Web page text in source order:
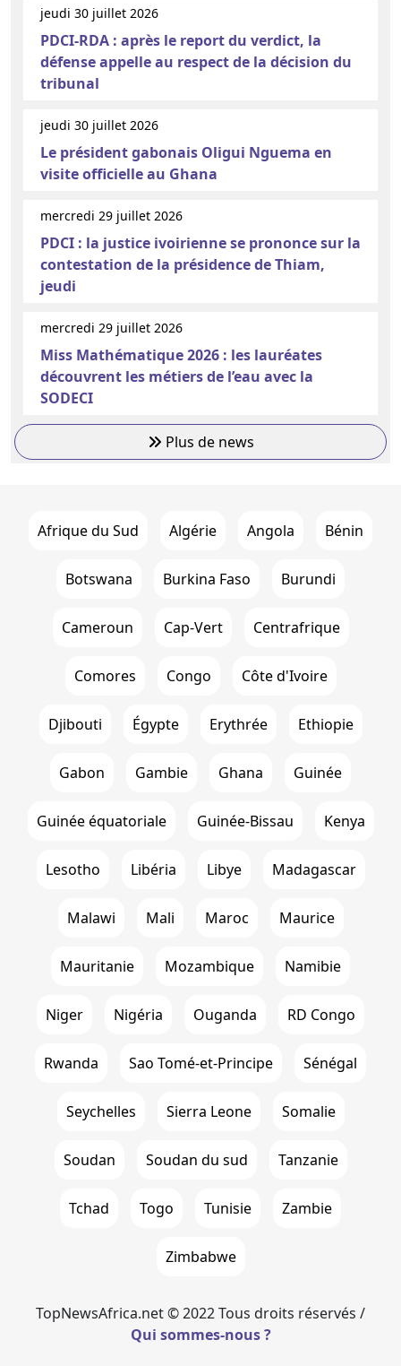
jeudi 30 juillet 2026
PDCI-RDA : après le report du verdict, la
défense appelle au respect de la décision du
tribunal
jeudi 30 juillet 2026
Le président gabonais Oligui Nguema en
visite officielle au Ghana
mercredi 29 juillet 2026
PDCI : la justice ivoirienne se prononce sur la
contestation de la présidence de Thiam,
jeudi
mercredi 29 juillet 2026
Miss Mathématique 2026 : les lauréates
découvrent les métiers de l’eau avec la
SODECI
Plus de news
Afrique du Sud Algérie Angola Bénin
Botswana Burkina Faso Burundi
Cameroun Cap-Vert Centrafrique
Comores Congo Côte d'Ivoire
Djibouti Égypte Erythrée Ethiopie
Gabon Gambie Ghana Guinée
Guinée équatoriale Guinée-Bissau Kenya
Lesotho Libéria Libye Madagascar
Malawi Mali Maroc Maurice
Mauritanie Mozambique Namibie
Niger Nigéria Ouganda RD Congo
Rwanda Sao Tomé-et-Principe Sénégal
Seychelles Sierra Leone Somalie
Soudan Soudan du sud Tanzanie
Tchad Togo Tunisie Zambie
Zimbabwe
TopNewsAfrica.net © 2022 Tous droits réservés /
Qui sommes-nous ?